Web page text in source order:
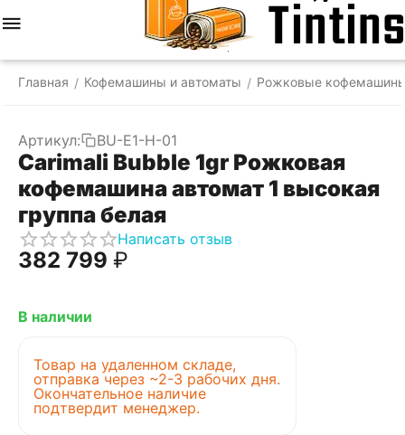
Главная / Кофемашины и автоматы / Рожковые
Артикул: BU-E1-H-01
Carimali Bubble 1gr Рожковая
кофемашина автомат 1 высокая
группа белая
Написать отзыв
382 799 ₽
В наличии
Товар на удаленном складе,
отправка через ~2-3 рабочих дня.
Окончательное наличие
подтвердит менеджер.
Корзина Отложенные
товары
Аккаунт